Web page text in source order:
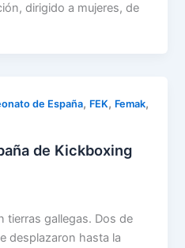
dirigido a mujeres, de
de España, FEK, Femak,
de Kickboxing
tierras gallegas. Dos de
desplazaron hasta la